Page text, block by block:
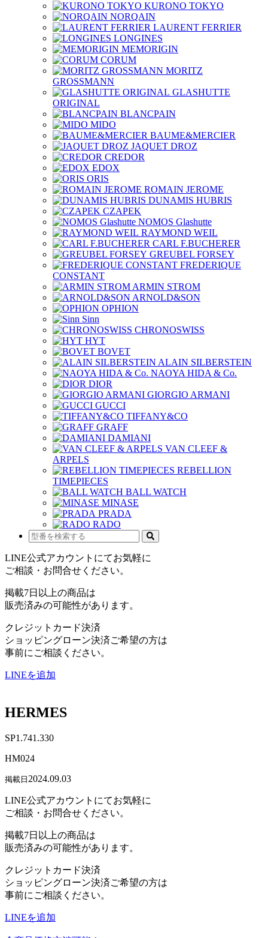
KURONO TOKYO
NORQAIN
LAURENT FERRIER
LONGINES
MEMORIGIN
CORUM
MORITZ
GROSSMANN
GLASHUTTE
ORIGINAL
BLANCPAIN
MIDO
BAUME&MERCIER
JAQUET DROZ
CREDOR
EDOX
ORIS
ROMAIN JEROME
DUNAMIS HUBRIS
CZAPEK
NOMOS Glashutte
RAYMOND WEIL
CARL F.BUCHERER
GREUBEL FORSEY
FREDERIQUE
CONSTANT
ARMIN STROM
ARNOLD&SON
OPHION
Sinn
CHRONOSWISS
HYT
BOVET
ALAIN SILBERSTEIN
NAOYA HIDA & Co.
DIOR
GIORGIO ARMANI
GUCCI
TIFFANY&CO
GRAFF
DAMIANI
VAN CLEEF &
ARPELS
REBELLION
TIMEPIECES
BALL WATCH
MINASE
PRADA
RADO
LINE公式アカウントにてお気軽に
ご相談・お問合せください。
掲載7日以上の商品は
販売済みの可能性があります。
クレジットカード決済
ショッピングローン決済ご希望の方は
事前にご相談ください。
LINEを追加
HERMES
SP1.741.330
HM024
掲載日 2024.09.03
LINE公式アカウントにてお気軽に
ご相談・お問合せください。
掲載7日以上の商品は
販売済みの可能性があります。
クレジットカード決済
ショッピングローン決済ご希望の方は
事前にご相談ください。
LINEを追加